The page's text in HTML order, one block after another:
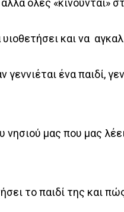
όλες «κινούνται»
και να
ένα παιδί,
μας που μας λέει
το παιδί της και